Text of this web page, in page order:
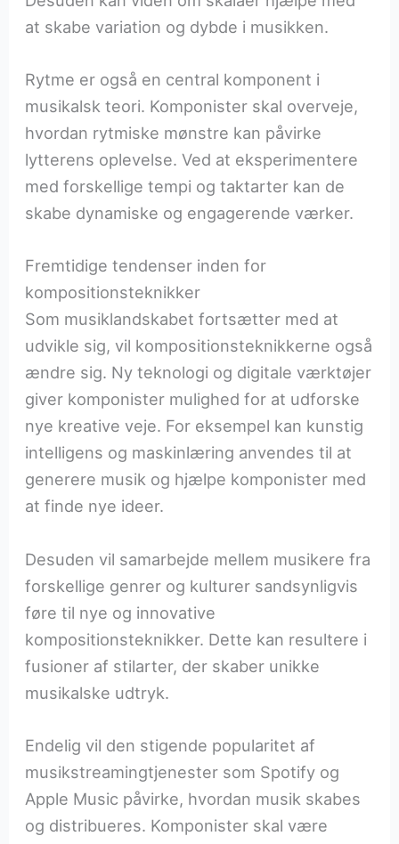
at skabe variation og dybde i musikken.
Rytme er også en central komponent i
musikalsk teori. Komponister skal overveje,
hvordan rytmiske mønstre kan påvirke
lytterens oplevelse. Ved at eksperimentere
med forskellige tempi og taktarter kan de
skabe dynamiske og engagerende værker.
Fremtidige tendenser inden for
kompositionsteknikker
Som musiklandskabet fortsætter med at
udvikle sig, vil kompositionsteknikkerne også
ændre sig. Ny teknologi og digitale værktøjer
giver komponister mulighed for at udforske
nye kreative veje. For eksempel kan kunstig
intelligens og maskinlæring anvendes til at
generere musik og hjælpe komponister med
at finde nye ideer.
Desuden vil samarbejde mellem musikere fra
forskellige genrer og kulturer sandsynligvis
føre til nye og innovative
kompositionsteknikker. Dette kan resultere i
fusioner af stilarter, der skaber unikke
musikalske udtryk.
Endelig vil den stigende popularitet af
musikstreamingtjenester som Spotify og
Apple Music påvirke, hvordan musik skabes
og distribueres. Komponister skal være